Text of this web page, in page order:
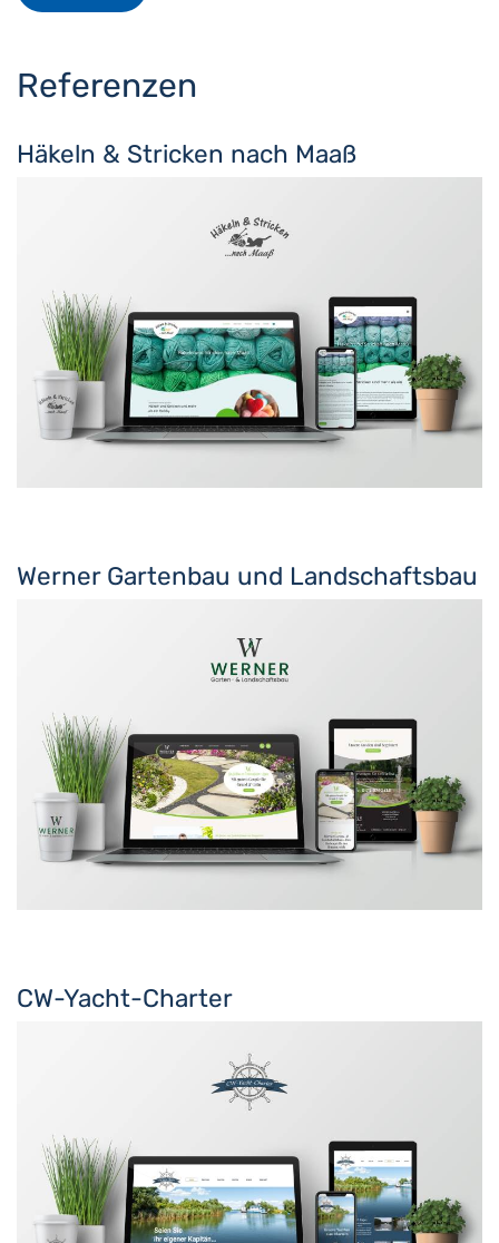
Referenzen
Häkeln & Stricken nach Maaß
Werner Gartenbau und Landschaftsbau
CW-Yacht-Charter